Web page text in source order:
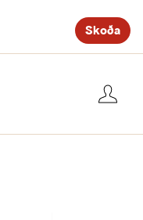
Skoða